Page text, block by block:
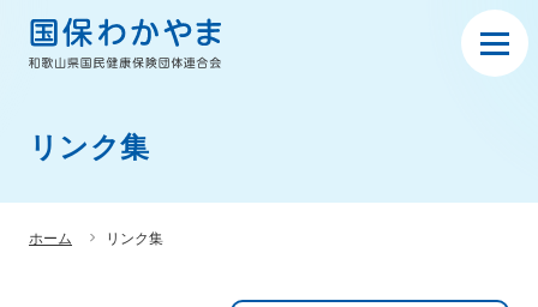
リンク集
ホーム リンク集